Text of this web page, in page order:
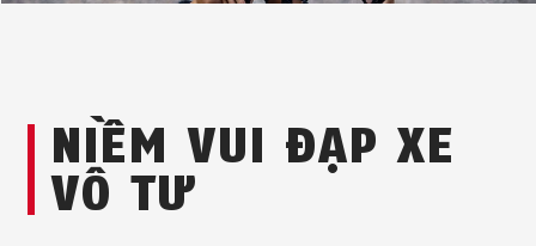
NIỀM VUI ĐẠP XE
VÔ TƯ